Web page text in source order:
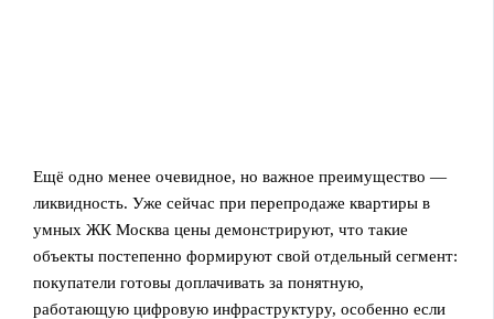
Ещё одно менее очевидное, но важное преимущество —
ликвидность. Уже сейчас при перепродаже квартиры в
умных ЖК Москва цены демонстрируют, что такие
объекты постепенно формируют свой отдельный сегмент:
покупатели готовы доплачивать за понятную,
работающую цифровую инфраструктуру, особенно если